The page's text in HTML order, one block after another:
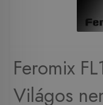
Feromix
Világos